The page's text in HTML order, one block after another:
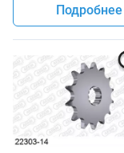
Подробнее